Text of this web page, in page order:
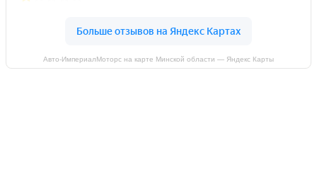
Авто-ИмпериалМоторс на карте Минской области — Яндекс Карты